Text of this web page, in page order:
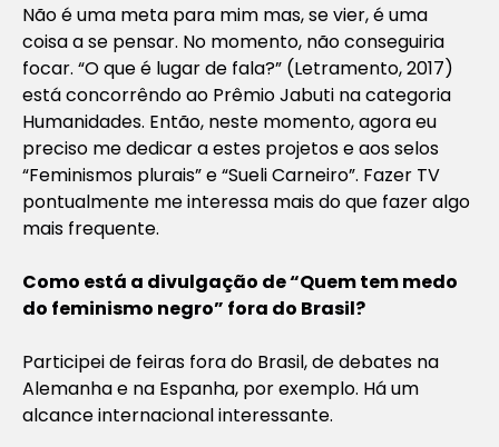
Não é uma meta para mim mas, se vier, é uma
coisa a se pensar. No momento, não conseguiria
focar. “O que é lugar de fala?” (Letramento, 2017)
está concorrêndo ao Prêmio Jabuti na categoria
Humanidades. Então, neste momento, agora eu
preciso me dedicar a estes projetos e aos selos
“Feminismos plurais” e “Sueli Carneiro”. Fazer TV
pontualmente me interessa mais do que fazer algo
mais frequente.
Como está a divulgação de “Quem tem medo
do feminismo negro” fora do Brasil?
Participei de feiras fora do Brasil, de debates na
Alemanha e na Espanha, por exemplo. Há um
alcance internacional interessante.